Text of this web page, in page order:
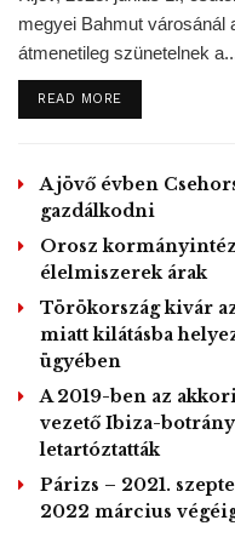
slavery in
— John
Meng Van-csout, a
a lányát 2018. december
repülőtéren az Egyesült
jelenleg is folyik
Csao Li-csien külügyi
közölte, hogy a
törvényeket sértő,
életfogytiglanig tartó
megyei Bahmut városánál
átmenetileg szünetelnek
READ MOREDETAILS
A jövő évben
gazdálkodni
Orosz
élelmiszerek árak
Törökország kivár
miatt kilátásba
ügyében
A 2019-ben az
vezető Ibiza-
letartóztatták
Párizs – 2021.
2022 március